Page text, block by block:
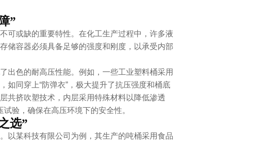
”
可或缺的重要特性。在化工生产过程中，许多液
储容器必须具备足够的强度和刚度，以承受内部
出色的耐高压性能。例如，一些工业塑料桶采用
如同穿上“防弹衣”，极大提升了抗压强度和桶底
共挤吹塑技术，内层采用特殊材料以降低渗透
验，确保在高压环境下的安全性。
选”
以某科技有限公司为例，其生产的吨桶采用食品